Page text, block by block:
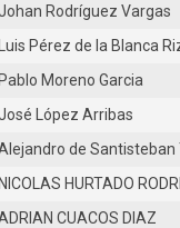
Rodríguez Vargas
Luis Pérez de la Blanca
Pablo Moreno Garcia
López Arribas
de Santisteban
NICOLAS HURTADO
CUACOS DIAZ